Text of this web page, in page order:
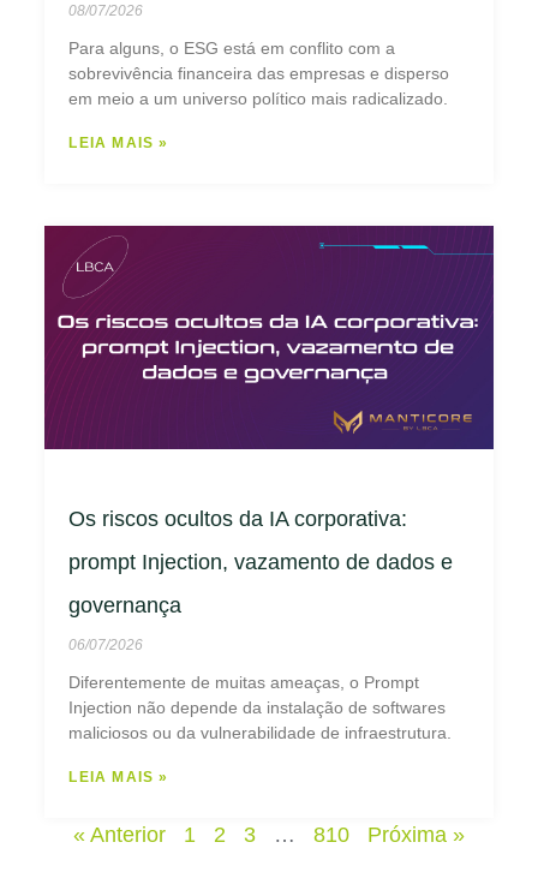
08/07/2026
Para alguns, o ESG está em conflito com a
sobrevivência financeira das empresas e disperso
em meio a um universo político mais radicalizado.
LEIA MAIS »
Os riscos ocultos da IA corporativa:
prompt Injection, vazamento de dados e
governança
06/07/2026
Diferentemente de muitas ameaças, o Prompt
Injection não depende da instalação de softwares
maliciosos ou da vulnerabilidade de infraestrutura.
LEIA MAIS »
« Anterior 1 2 3 … 810 Próxima »